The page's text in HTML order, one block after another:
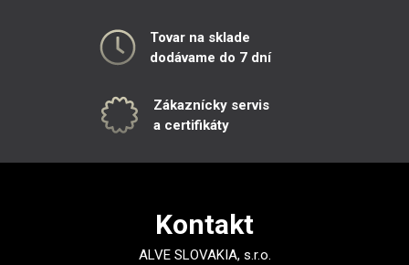
Tovar na sklade
dodávame do 7 dní
Zákaznícky servis
a certifikáty
Kontakt
ALVE SLOVAKIA, s.r.o.